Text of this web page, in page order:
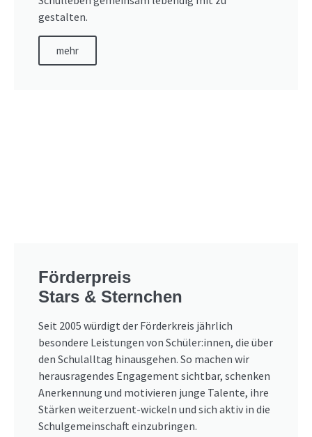
gestalten.
mehr
Förderpreis
Stars & Sternchen
Seit 2005 würdigt der Förderkreis jährlich
besondere Leistungen von Schüler:innen, die über
den Schulalltag hinausgehen. So machen wir
herausragendes Engagement sichtbar, schenken
Anerkennung und motivieren junge Talente, ihre
Stärken weiterzuent-wickeln und sich aktiv in die
Schulgemeinschaft einzubringen.